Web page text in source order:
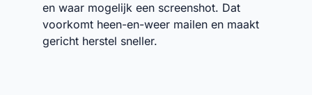
en waar mogelijk een screenshot. Dat
voorkomt heen-en-weer mailen en maakt
gericht herstel sneller.